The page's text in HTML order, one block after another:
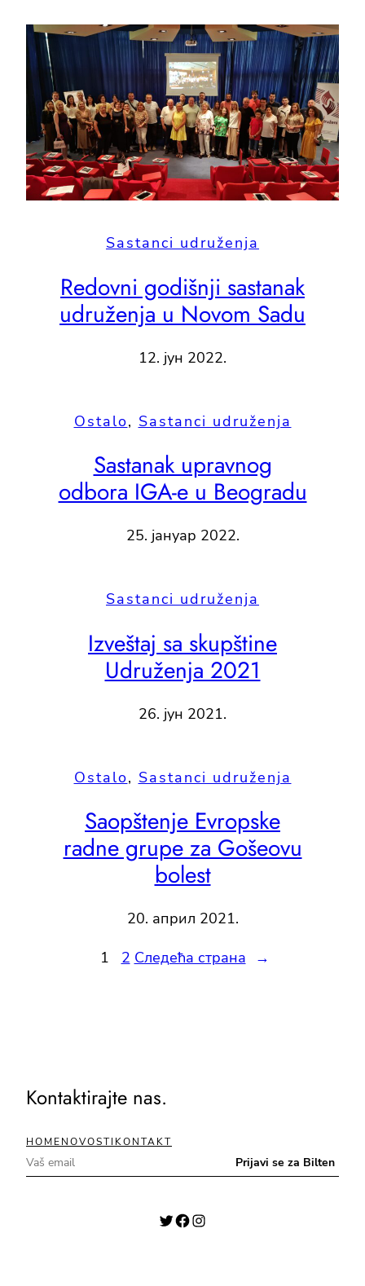
Sastanci udruženja
Redovni godišnji sastanak
udruženja u Novom Sadu
12. јун 2022.
Ostalo, Sastanci udruženja
Sastanak upravnog
odbora IGA-e u Beogradu
25. јануар 2022.
Sastanci udruženja
Izveštaj sa skupštine
Udruženja 2021
26. јун 2021.
Ostalo, Sastanci udruženja
Saopštenje Evropske
radne grupe za Gošeovu
bolest
20. април 2021.
1
2 Следећа страна →
Kontaktirajte nas.
HOMENOVOSTI KONTAKT
Twitter Facebook Instagram